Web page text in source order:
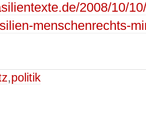
2008/10/
menschenrechts-
,politik